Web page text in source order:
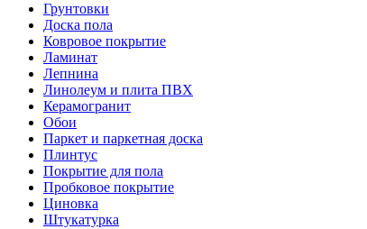
Грунтовки
Доска пола
Ковровое покрытие
Ламинат
Лепнина
Линолеум и плита ПВХ
Керамогранит
Обои
Паркет и паркетная доска
Плинтус
Покрытие для пола
Пробковое покрытие
Циновка
Штукатурка